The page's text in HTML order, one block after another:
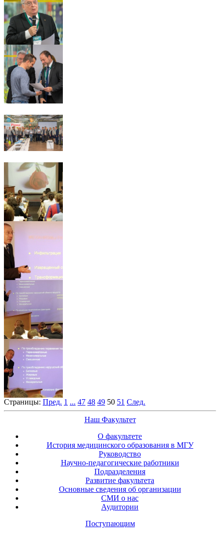
Страницы: Пред. 1 ... 47 48 49 50 51 След.
Наш Факультет
О факультете
История медицинского образования в МГУ
Руководство
Научно-педагогические работники
Подразделения
Развитие факультета
Основные сведения об организации
СМИ о нас
Аудитории
Поступающим